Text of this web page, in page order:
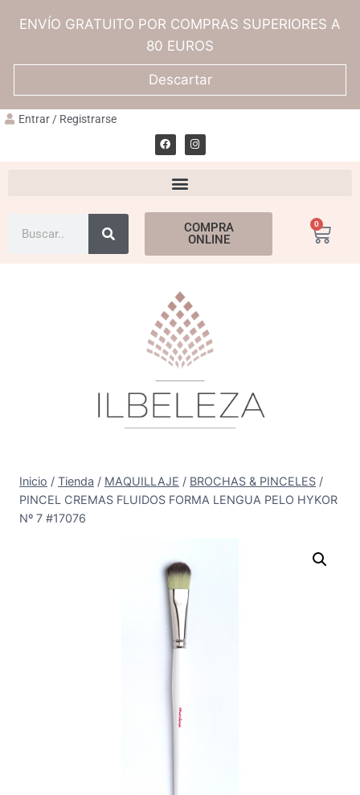
ENVÍO GRATUITO POR COMPRAS SUPERIORES A
80 EUROS
Descartar
Entrar / Registrarse
COMPRA
ONLINE
0
Inicio / Tienda / MAQUILLAJE / BROCHAS & PINCELES /
PINCEL CREMAS FLUIDOS FORMA LENGUA PELO HYKOR
Nº 7 #17076